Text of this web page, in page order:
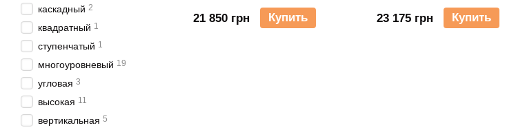
21 850 грн Купить 23 175 грн Купить
каскадный 2
квадратный 1
ступенчатый 1
многоуровневый 19
угловая 3
высокая 11
вертикальная 5